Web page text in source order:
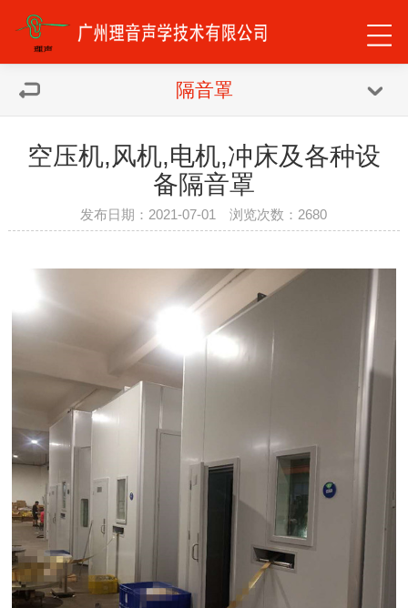
隔音罩
空压机,风机,电机,冲床及各种设
备隔音罩
发布日期：2021-07-01 浏览次数： 2680